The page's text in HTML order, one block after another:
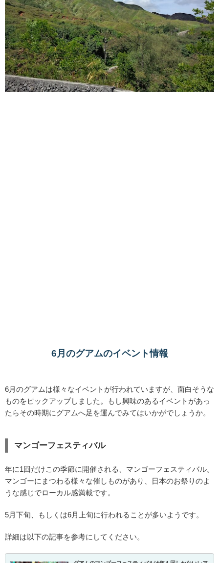
6月のグアムのイベント情報
6月のグアムは様々なイベントが行われていますが、面白そうな
ものをピックアップしました。もし興味のあるイベントがあっ
たらその時期にグアムへ足を運んでみてはいかがでしょうか。
マンゴーフェスティバル
年に1回だけこの季節に開催される、マンゴーフェスティバル。
マンゴーにまつわる様々な催しものがあり、日本のお祭りのよ
うな感じでローカル感満載です。
5月下旬、もしくは6月上旬に行われることが多いようです。
詳細は以下の記事を参考にしてください。